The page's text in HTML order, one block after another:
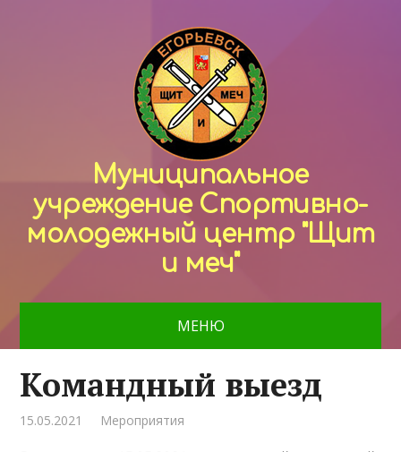
Муниципальное
учреждение Спортивно-
молодежный центр "Щит
и меч"
МЕНЮ
Командный выезд
15.05.2021 Мероприятия